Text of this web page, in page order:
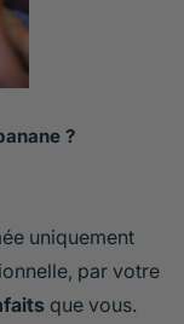
?
uniquement
par votre
que vous.